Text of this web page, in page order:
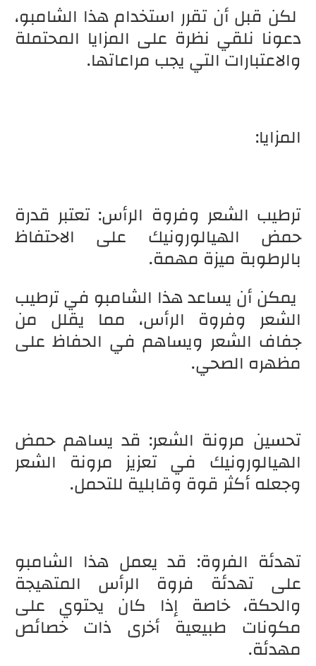
لكن قبل أن تقرر استخدام هذا الشامبو،
دعونا نلقي نظرة على المزايا المحتملة
والاعتبارات التي يجب مراعاتها.
المزايا:
ترطيب الشعر وفروة الرأس: تعتبر قدرة
حمض الهيالورونيك على الاحتفاظ
بالرطوبة ميزة مهمة.
يمكن أن يساعد هذا الشامبو في ترطيب
الشعر وفروة الرأس، مما يقلل من
جفاف الشعر ويساهم في الحفاظ على
مظهره الصحي.
تحسين مرونة الشعر: قد يساهم حمض
الهيالورونيك في تعزيز مرونة الشعر
وجعله أكثر قوة وقابلية للتحمل.
تهدئة الفروة: قد يعمل هذا الشامبو
على تهدئة فروة الرأس المتهيجة
والحكة، خاصة إذا كان يحتوي على
مكونات طبيعية أخرى ذات خصائص
مهدئة.